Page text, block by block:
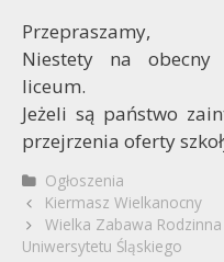
Przepraszamy,
Niestety na
liceum.
Jeżeli są państwo
przejrzenia oferty
Kategorie
Ogłoszenia
Zobacz
wpisy
Kiermasz Wielkanocny
Wielka Zabawa
Uniwersytetu Śląskiego